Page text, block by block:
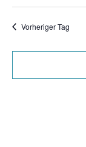
Vorheriger Tag